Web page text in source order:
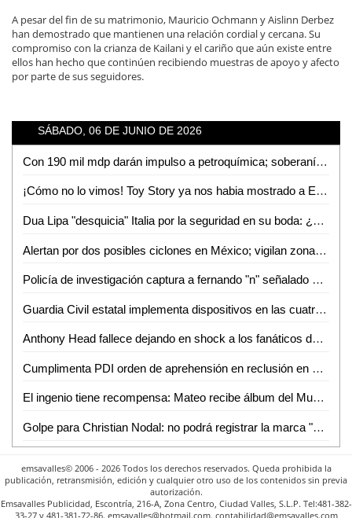
A pesar del fin de su matrimonio, Mauricio Ochmann y Aislinn Derbez
han demostrado que mantienen una relación cordial y cercana. Su
compromiso con la crianza de Kailani y el cariño que aún existe entre
ellos han hecho que continúen recibiendo muestras de apoyo y afecto
por parte de sus seguidores.
SÁBADO, 06 DE JUNIO DE 2026
Con 190 mil mdp darán impulso a petroquímica; soberanía energética, el objetivo
¡Cómo no lo vimos! Toy Story ya nos habia mostrado a Emily, dueña de Jessie, desde hace 20 años
Dua Lipa "desquicia" Italia por la seguridad en su boda: ¿cuáles son las quejas?
Alertan por dos posibles ciclones en México; vigilan zonas de baja presión
Policía de investigación captura a fernando "n" señalado de violencia familiar
Guardia Civil estatal implementa dispositivos en las cuatro regiones para una seguridad sin límites
Anthony Head fallece dejando en shock a los fanáticos de ´Buffy, la cazavampiros´
Cumplimenta PDI orden de aprehensión en reclusión en Ciudad Valles por probable homicidio calificado
El ingenio tiene recompensa: Mateo recibe álbum del Mundial tras dibujar sus estampas
Golpe para Christian Nodal: no podrá registrar la marca "El Forajido"
emsavalles© 2006 - 2026 Todos los derechos reservados. Queda prohibida la
publicación, retransmisión, edición y cualquier otro uso de los contenidos sin previa
autorización.
Emsavalles Publicidad, Escontría, 216-A, Zona Centro, Ciudad Valles, S.L.P. Tel:481-382-
33-27 y 481-381-72-86. emsavalles@hotmail.com. contabilidad@emsavalles.com